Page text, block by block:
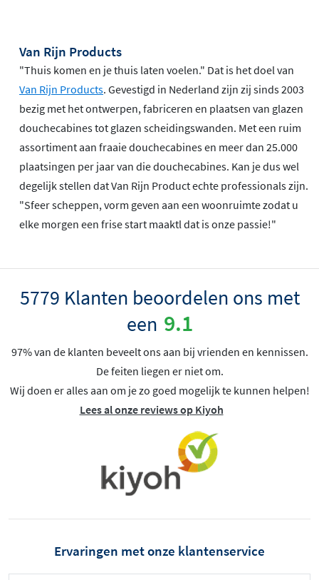
Van Rijn Products
"Thuis komen en je thuis laten voelen." Dat is het doel van
Van Rijn Products. Gevestigd in Nederland zijn zij sinds 2003
bezig met het ontwerpen, fabriceren en plaatsen van glazen
douchecabines tot glazen scheidingswanden. Met een ruim
assortiment aan fraaie douchecabines en meer dan 25.000
plaatsingen per jaar van die douchecabines. Kan je dus wel
degelijk stellen dat Van Rijn Product echte professionals zijn.
"Sfeer scheppen, vorm geven aan een woonruimte zodat u
elke morgen een frise start maaktl dat is onze passie!"
5779 Klanten beoordelen ons met
een 9.1
97% van de klanten beveelt ons aan bij vrienden en kennissen.
De feiten liegen er niet om.
Wij doen er alles aan om je zo goed mogelijk te kunnen helpen!
Lees al onze reviews op Kiyoh
Ervaringen met onze klantenservice